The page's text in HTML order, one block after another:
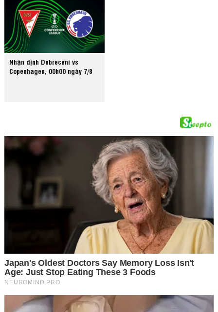
Nhận định Debreceni vs
Copenhagen, 00h00 ngày 7/8